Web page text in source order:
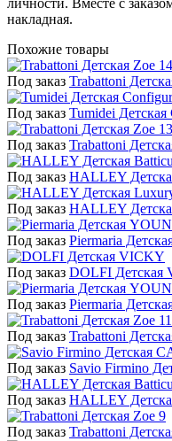
личности. Вместе с
накладная.
Похожие товары
Под заказ Trabattoni
Под заказ Tumidei Детская
Под заказ Trabattoni
Под заказ HALLEY
Под заказ HALLEY
Под заказ Piermaria
Под заказ DOLFI Детская
Под заказ Piermaria
Под заказ Trabattoni
Под заказ Savio Firmino
Под заказ HALLEY
Под заказ Trabattoni